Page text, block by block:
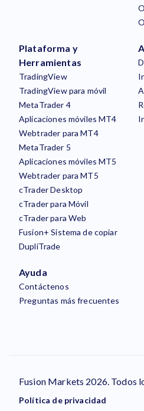
Plataforma y
Herramientas
TradingView
TradingView para móvil
MetaTrader 4
Aplicaciones móviles MT4
Webtrader para MT4
MetaTrader 5
Aplicaciones móviles MT5
Webtrader para MT5
cTrader Desktop
cTrader para Móvil
cTrader para Web
Fusion+ Sistema de copiar
DupliTrade
Ayuda
Contáctenos
Preguntas más frecuentes
Fusion Markets 2026. Todos
Política de privacidad